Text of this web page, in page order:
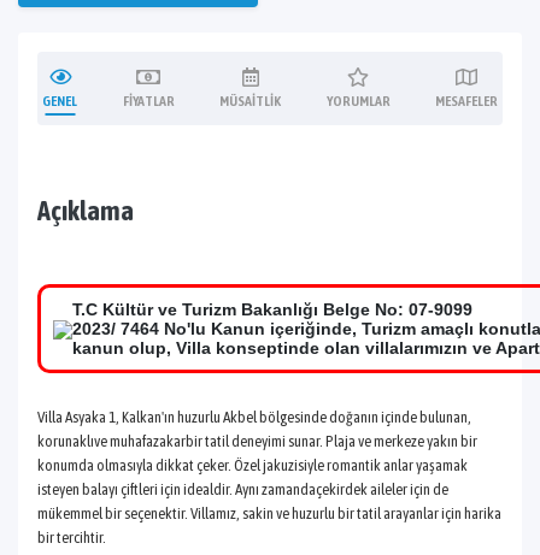
GENEL FIYATLAR MÜSAITLIK YORUMLAR MESAFELER
Açıklama
T.C Kültür ve Turizm Bakanlığı Belge No: 07-9099
2023/ 7464 No'lu Kanun içeriğinde, Turizm amaçlı
kanun olup, Villa konseptinde olan villalarımızın ve
Villa Asyaka 1, Kalkan'ın huzurlu Akbel bölgesinde doğanın içinde bulunan,
korunaklıve muhafazakarbir tatil deneyimi sunar. Plaja ve merkeze yakın bir
konumda olmasıyla dikkat çeker. Özel jakuzisiyle romantik anlar yaşamak
isteyen balayı çiftleri için idealdir. Aynı zamandaçekirdek aileler için de
mükemmel bir seçenektir. Villamız, sakin ve huzurlu bir tatil arayanlar için harika
bir tercihtir.